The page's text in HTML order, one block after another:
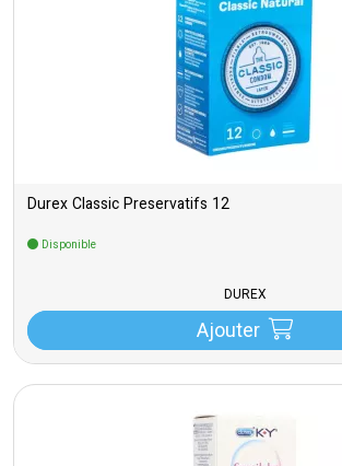
Durex Classic Preservatifs 12
Disponible
DUREX
Ajouter